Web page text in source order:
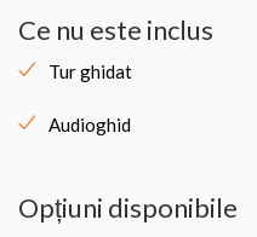
Ce nu este inclus
Tur ghidat
Audioghid
Opțiuni disponibile